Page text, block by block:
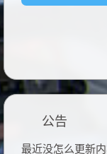
公告
最近没怎么更新